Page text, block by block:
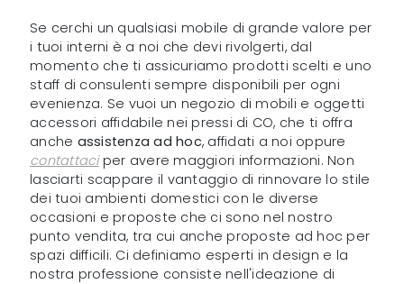
Se cerchi un qualsiasi mobile di grande valore per
i tuoi interni è a noi che devi rivolgerti, dal
momento che ti assicuriamo prodotti scelti e uno
staff di consulenti sempre disponibili per ogni
evenienza. Se vuoi un negozio di mobili e oggetti
accessori affidabile nei pressi di CO, che ti offra
anche assistenza ad hoc, affidati a noi oppure
contattaciper avere maggiori informazioni. Non
lasciarti scappare il vantaggio di rinnovare lo stile
dei tuoi ambienti domestici con le diverse
occasioni e proposte che ci sono nel nostro
punto vendita, tra cui anche proposte ad hoc per
spazi difficili. Ci definiamo esperti in design e la
nostra professione consiste nell'ideazione di